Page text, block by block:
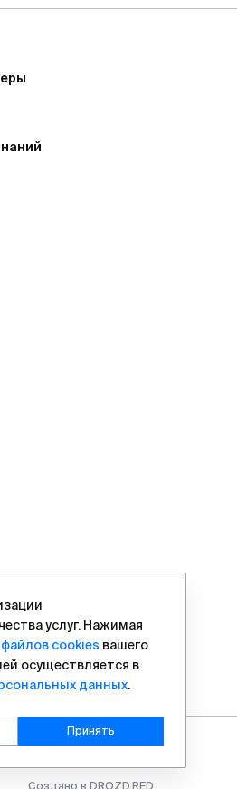
Создано в DROZD.RED
услуг. Нажимая
cookies вашего
осуществляется в
данных.
Принять